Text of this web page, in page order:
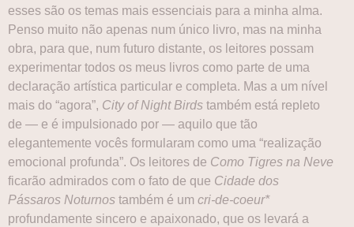
esses são os temas mais essenciais para a minha alma.
Penso muito não apenas num único livro, mas na minha
obra, para que, num futuro distante, os leitores possam
experimentar todos os meus livros como parte de uma
declaração artística particular e completa. Mas a um nível
mais do “agora”, City of Night Birds também está repleto
de — e é impulsionado por — aquilo que tão
elegantemente vocês formularam como uma “realização
emocional profunda”. Os leitores de Como Tigres na Neve
ficarão admirados com o fato de que Cidade dos
Pássaros Noturnos também é um cri-de-coeur*
profundamente sincero e apaixonado, que os levará a